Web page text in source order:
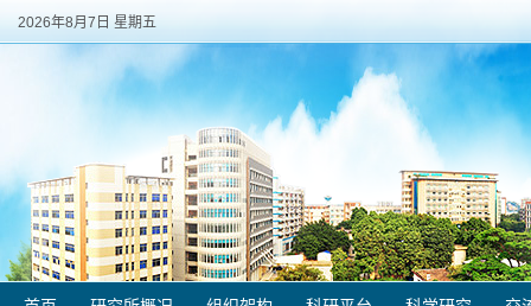
2026年8月7日 星期五